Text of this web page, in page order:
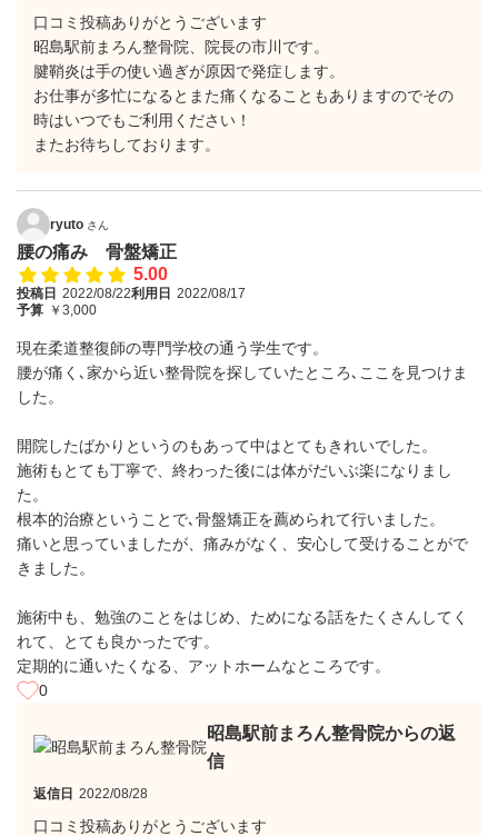
口コミ投稿ありがとうございます
昭島駅前まろん整骨院、院長の市川です。
腱鞘炎は手の使い過ぎが原因で発症します。
お仕事が多忙になるとまた痛くなることもありますのでその
時はいつでもご利用ください！
またお待ちしております。
ryuto さん
腰の痛み 骨盤矯正
5.00
投稿日 2022/08/22利用日 2022/08/17
予算 ￥3,000
現在柔道整復師の専門学校の通う学生です。
腰が痛く､家から近い整骨院を探していたところ､ここを見つけま
した。
開院したばかりというのもあって中はとてもきれいでした。
施術もとても丁寧で、終わった後には体がだいぶ楽になりまし
た。
根本的治療ということで､骨盤矯正を薦められて行いました。
痛いと思っていましたが、痛みがなく、安心して受けることがで
きました。
施術中も、勉強のことをはじめ、ためになる話をたくさんしてく
れて、とても良かったです。
定期的に通いたくなる、アットホームなところです。
0
昭島駅前まろん整骨院からの返
信
返信日 2022/08/28
口コミ投稿ありがとうございます